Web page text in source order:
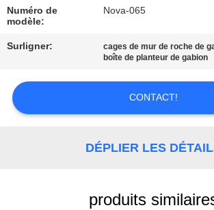
VISITE
DE
L'USINE
CONTRÔLE
Numéro de
modèle:
Nova-065
Surligner: cages de mur de roche de
boîte de planteur de gabion
CONTACT!
DÉPLIER LES
produits